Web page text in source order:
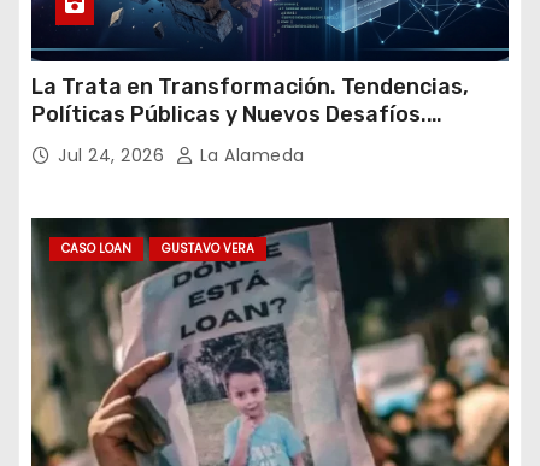
La Trata en Transformación. Tendencias,
Políticas Públicas y Nuevos Desafíos.
Argentina y el Mundo – Julio 2026
Jul 24, 2026 La Alameda
CASO LOAN GUSTAVO VERA